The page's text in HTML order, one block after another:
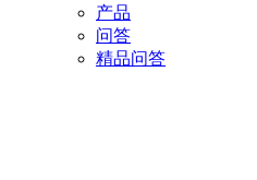
产品
问答
精品问答